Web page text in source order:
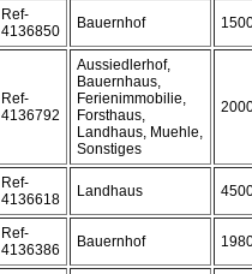
Ref-
4136850
Bauernhof
Ref-
4136792
Aussiedlerhof,
Bauernhaus,
Ferienimmobilie,
Forsthaus,
Landhaus, Muehle,
Sonstiges
Ref-
4136618
Landhaus
Ref-
4136386
Bauernhof